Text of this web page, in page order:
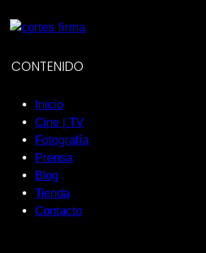
CONTENIDO
Inicio
Cine | TV
Fotografía
Prensa
Blog
Tienda
Contacto